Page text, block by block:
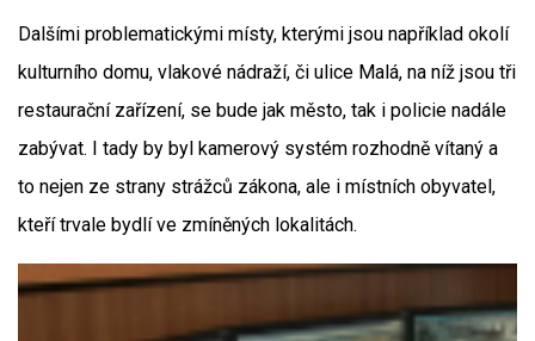
Dalšími problematickými místy, kterými jsou například okolí
kulturního domu, vlakové nádraží, či ulice Malá, na níž jsou tři
restaurační zařízení, se bude jak město, tak i policie nadále
zabývat. I tady by byl kamerový systém rozhodně vítaný a
to nejen ze strany strážců zákona, ale i místních obyvatel,
kteří trvale bydlí ve zmíněných lokalitách.